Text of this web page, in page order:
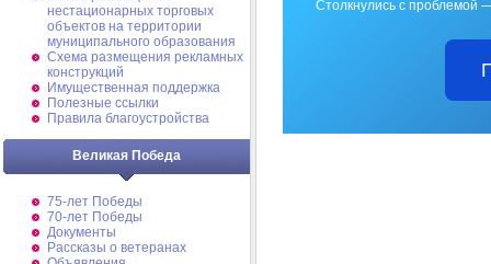
нестационарных торговых
объектов на территории
муниципального образования
Схема размещения рекламных
конструкций
Имущественная поддержка
Полезные ссылки
Правила благоустройства
Великая Победа
75-лет Победы
70-лет Победы
Документы
Рассказы о ветеранах
Столкнулись с проблемой